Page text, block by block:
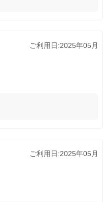
ご利用日:2025年05月
ご利用日:2025年05月